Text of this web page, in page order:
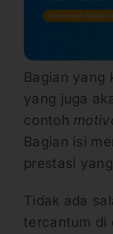
Bagian yang
yang juga
contoh
Bagian isi
prestasi
Tidak ada
tercantum di